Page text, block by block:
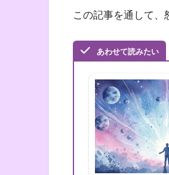
この記事を通して、
あわせて読みたい